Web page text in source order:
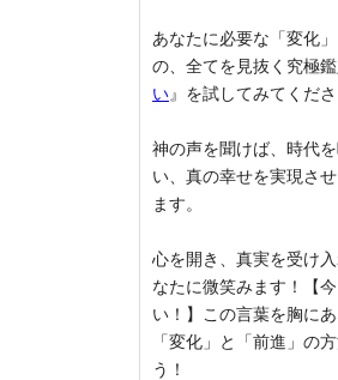
あなたに必要な「変化
の、全てを見抜く究極鑑
い 』を試してみてくださ
神の声を聞けば、時代
い、真の幸せを実現さ
ます。
心を開き、真実を受け
なたに微笑みます！【
い！】この言葉を胸に
「変化」と「前進」の
う！